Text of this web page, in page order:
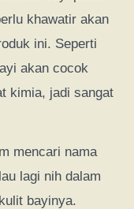
khawatir akan
ini. Seperti
akan cocok
kimia, jadi sangat
mencari nama
lagi nih dalam
bayinya.